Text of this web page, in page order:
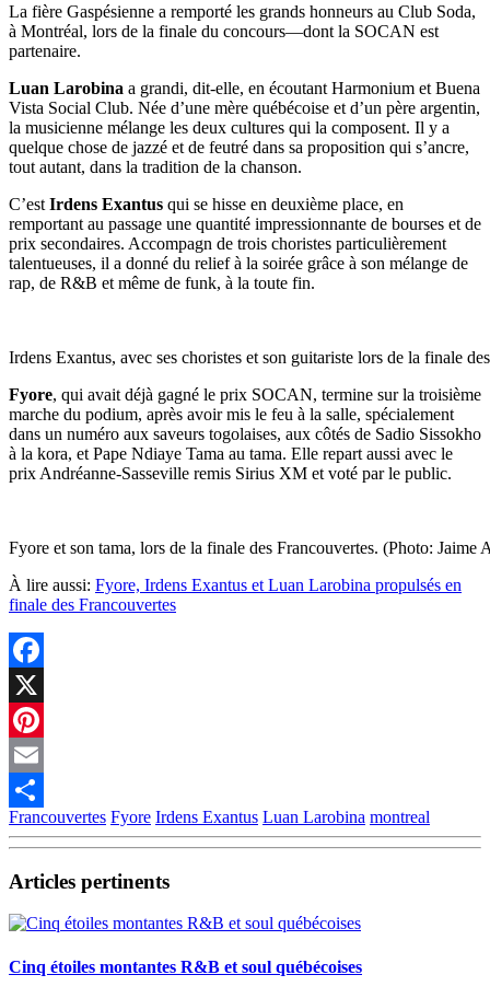
La fière Gaspésienne a remporté les grands honneurs au Club Soda,
à Montréal, lors de la finale du concours—dont la SOCAN est
partenaire.
Luan Larobina a grandi, dit-elle, en écoutant Harmonium et Buena
Vista Social Club. Née d’une mère québécoise et d’un père argentin,
la musicienne mélange les deux cultures qui la composent. Il y a
quelque chose de jazzé et de feutré dans sa proposition qui s’ancre,
tout autant, dans la tradition de la chanson.
C’est Irdens Exantus qui se hisse en deuxième place, en
remportant au passage une quantité impressionnante de bourses et de
prix secondaires. Accompagn de trois choristes particulièrement
talentueuses, il a donné du relief à la soirée grâce à son mélange de
rap, de R&B et même de funk, à la toute fin.
Irdens Exantus, avec ses choristes et son guitariste lors de la finale
Fyore, qui avait déjà gagné le prix SOCAN, termine sur la troisième
marche du podium, après avoir mis le feu à la salle, spécialement
dans un numéro aux saveurs togolaises, aux côtés de Sadio Sissokho
à la kora, et Pape Ndiaye Tama au tama. Elle repart aussi avec le
prix Andréanne-Sasseville remis Sirius XM et voté par le public.
Fyore et son tama, lors de la finale des Francouvertes. (Photo: Jaime
À lire aussi: Fyore, Irdens Exantus et Luan Larobina propulsés en
finale des Francouvertes
Facebook
X
Pinterest
Email
Partager
Francouvertes Fyore Irdens Exantus Luan Larobina montreal
Articles pertinents
Cinq étoiles montantes R&B et soul québécoises